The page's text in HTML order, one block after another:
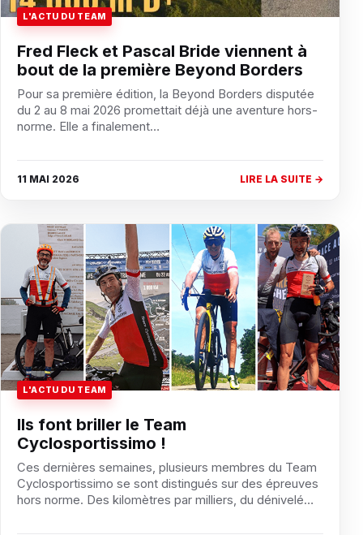
L'ACTU DU TEAM
Fred Fleck et Pascal Bride viennent à
bout de la première Beyond Borders
Pour sa première édition, la Beyond Borders disputée
du 2 au 8 mai 2026 promettait déjà une aventure hors-
norme. Elle a finalement…
11 MAI 2026 LIRE LA SUITE →
L'ACTU DU TEAM
Ils font briller le Team
Cyclosportissimo !
Ces dernières semaines, plusieurs membres du Team
Cyclosportissimo se sont distingués sur des épreuves
hors norme. Des kilomètres par milliers, du dénivelé…